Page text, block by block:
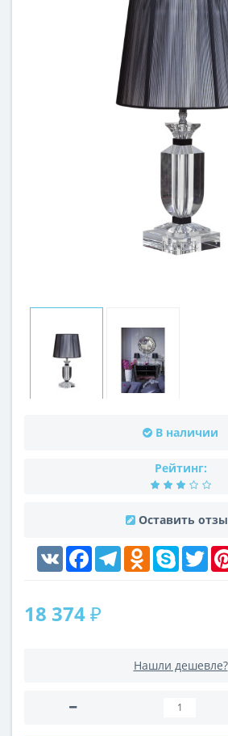
В наличии
Рейтинг:
Оставить
VK FacebookTelegramOdnoklassniki
Skype
18 374 ₽
Нашли дешевле?